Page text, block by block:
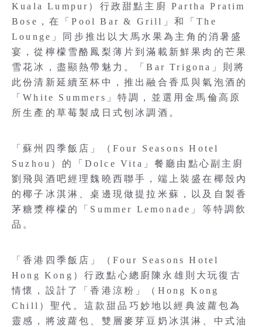
Kuala Lumpur）行政甜點主廚 Partha Pratim
Bose，在「Pool Bar & Grill」和「The
Lounge」同步推出以大馬水果為主角的消暑盛
宴，從檸檬雪酪鳳梨薄片到滿載新鮮果肉的芒果
雪花冰，盡顯熱帶魅力。「Bar Trigona」則將
此份清新延續至杯中，推出融合香瓜與氣泡酒的
「White Summers」特調，並選用金馬倫高原
所生產的草莓製成日式刨冰調酒。
「蘇州四季飯店」（Four Seasons Hotel
Suzhou）的「Dolce Vita」餐廳由點心副主廚
劉飛與酒吧經理魏曉西聯手，端上裝盛在椰殼內
的椰子冰淇淋、桌邊現做提拉米蘇，以及自製香
茅糖漿檸檬的「Summer Lemonade」等特調飲
品。
「香港四季飯店」（Four Seasons Hotel
Hong Kong）行政點心總廚陳永雄則大玩復古
情懷，設計了「香港涼粉」（Hong Kong
Chill）聖代。這款甜品巧妙地以經典波蘿包為
靈感，將波蘿包、雙層麥芽豆奶冰淇淋、中式油